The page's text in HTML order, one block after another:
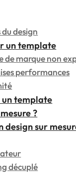
design
un template
de marque non
performances
un template
?
design sur
décuplé